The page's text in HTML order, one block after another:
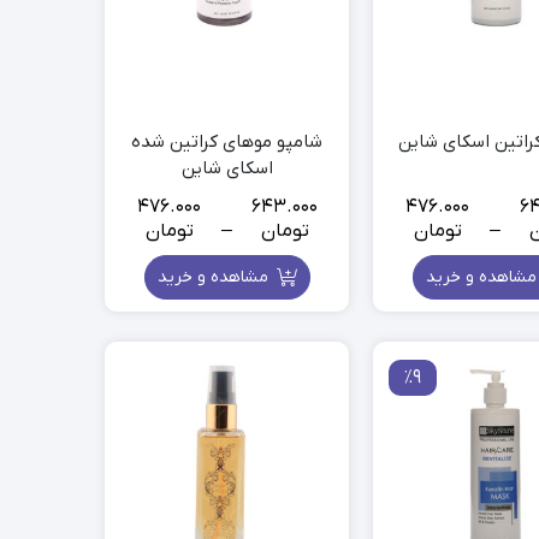
شانه بالیاژ
ضد ریزش مو
اسکای شاین
–
476.000
تومان
Price
range:
476.000
643.000
تومان
مشاهده و خرید
شامپو موهای کراتین شده
اسکای شاین
643.000
تومان
–
476.000
تومان
Price
range:
476.000
643.000
تومان
مشاهده و خرید
٪9